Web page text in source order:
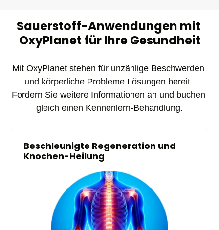
Sauerstoff-Anwendungen mit
OxyPlanet für Ihre Gesundheit
Mit OxyPlanet stehen für unzählige Beschwerden
und körperliche Probleme Lösungen bereit.
Fordern Sie weitere Informationen an und buchen
gleich einen Kennenlern-Behandlung.
Beschleunigte Regeneration und
Knochen-Heilung